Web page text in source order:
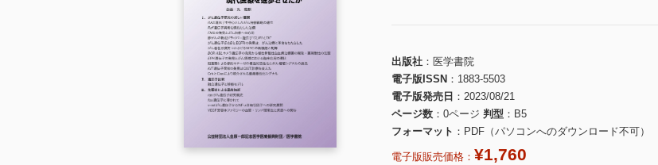
出版社
医学書院
電子版ISSN
1883-5503
電子版発売日
2023/08/21
ページ数
0ページ 判型
B5
フォーマット
PDF（パソコンへのダウンロード不可）
電子版販売価格： ¥1,760